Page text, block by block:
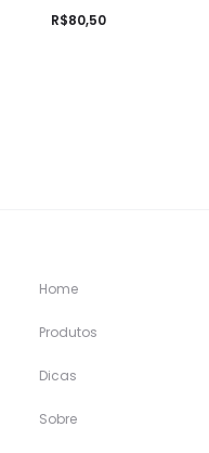
R$80,50
Home
Produtos
Dicas
Sobre